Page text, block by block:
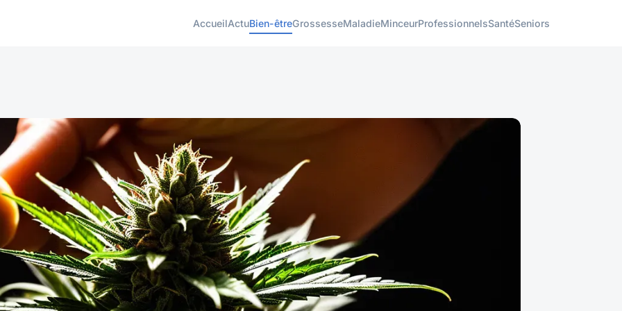
AccueilActuBien-êtreGrossesseMaladieMinceurProfessionnelsSantéSeniors